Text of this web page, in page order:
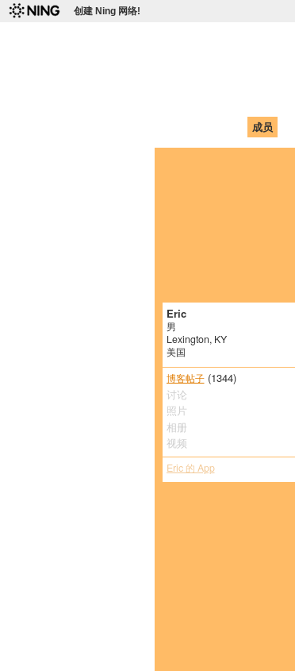
创建 Ning 网络!
成员
Eric
男
Lexington, KY
美国
博客帖子(1344)
讨论
照片
相册
视频
Eric 的 App